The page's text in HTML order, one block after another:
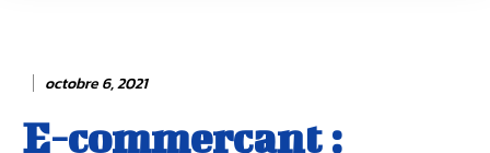
octobre 6, 2021
E-commerçant :